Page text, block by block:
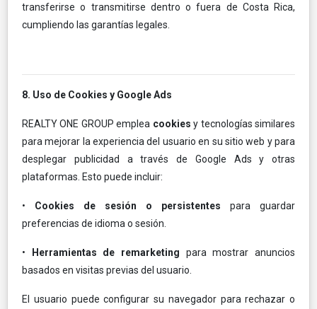
transferirse o transmitirse dentro o fuera de Costa Rica,
cumpliendo las garantías legales.
8. Uso de Cookies y Google Ads
REALTY ONE GROUP emplea cookies y tecnologías similares
para mejorar la experiencia del usuario en su sitio web y para
desplegar publicidad a través de Google Ads y otras
plataformas. Esto puede incluir:
• Cookies de sesión o persistentes para guardar
preferencias de idioma o sesión.
• Herramientas de remarketing para mostrar anuncios
basados en visitas previas del usuario.
El usuario puede configurar su navegador para rechazar o